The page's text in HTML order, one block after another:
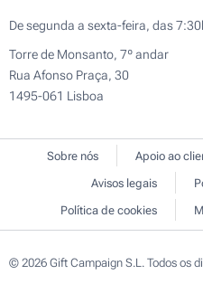
De segunda a sexta-feira, das
Torre de Monsanto, 7º andar
Rua Afonso Praça, 30
1495-061 Lisboa
Sobre nós Apoio ao
Avisos legais
Política de cookies
© 2026 Gift Campaign S.L. Todos os